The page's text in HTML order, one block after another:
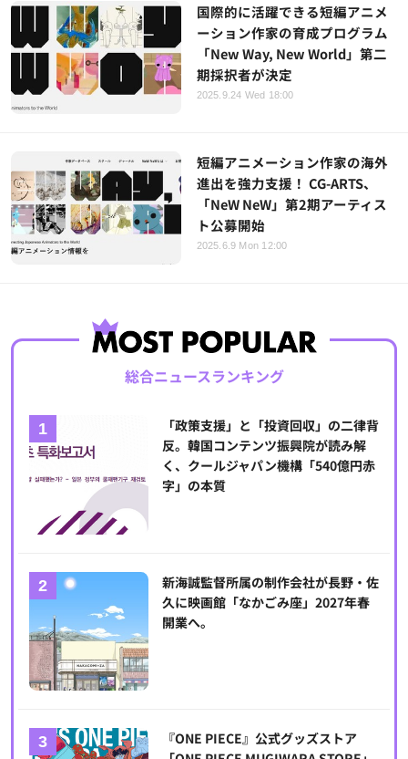
国際的に活躍できる短編アニメ
ーション作家の育成プログラム
「New Way, New World」第二
期採択者が決定
2025.9.24 Wed 18:00
短編アニメーション作家の海外
進出を強力支援！ CG-ARTS、
「NeW NeW」第2期アーティス
ト公募開始
2025.6.9 Mon 12:00
総合ニュースランキング
「政策支援」と「投資回収」の二律背
反。韓国コンテンツ振興院が読み解
く、クールジャパン機構「540億円赤
字」の本質
新海誠監督所属の制作会社が長野・佐
久に映画館「なかごみ座」2027年春
開業へ。
『ONE PIECE』公式グッズストア